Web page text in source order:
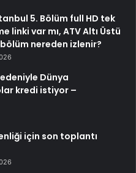
5. Bölüm full HD tek
linki var mı, ATV Altı Üstü
nereden izlenir?
Dünya
kredi istiyor –
için son toplantı